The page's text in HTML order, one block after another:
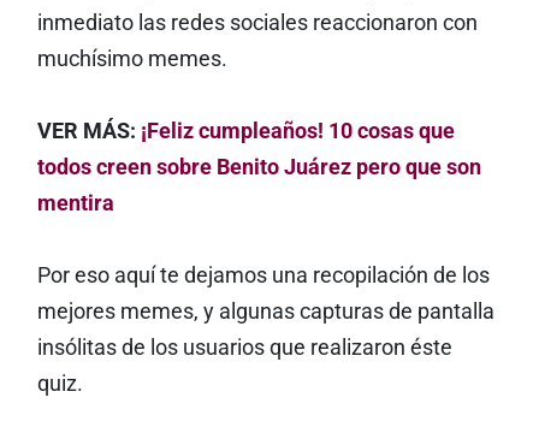
inmediato las redes sociales reaccionaron con
muchísimo memes.
VER MÁS: ¡Feliz cumpleaños! 10 cosas que
todos creen sobre Benito Juárez pero que son
mentira
Por eso aquí te dejamos una recopilación de los
mejores memes, y algunas capturas de pantalla
insólitas de los usuarios que realizaron éste
quiz.